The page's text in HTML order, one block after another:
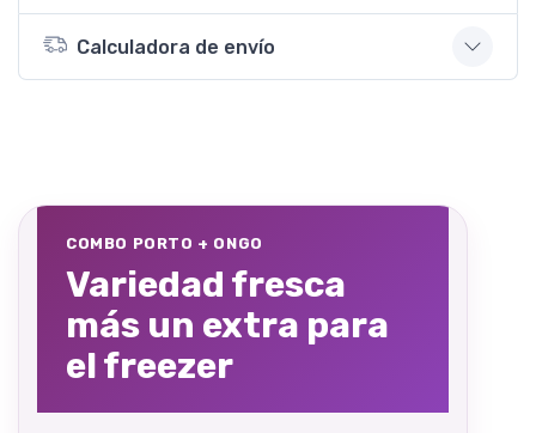
Calculadora de envío
COMBO PORTO + ONGO
Variedad fresca
más un extra para
el freezer